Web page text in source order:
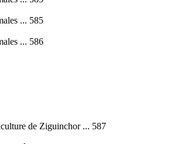
... 585
... 586
de Ziguinchor ... 587